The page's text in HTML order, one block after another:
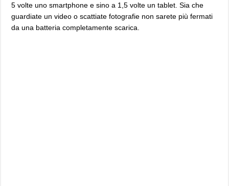
5 volte uno smartphone e sino a 1,5 volte un tablet. Sia che
guardiate un video o scattiate fotografie non sarete più fermati
da una batteria completamente scarica.